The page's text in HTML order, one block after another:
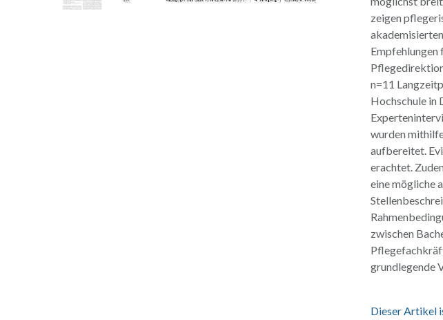
zeigen
Empfehlungen
n=11
Hochschule in
wurden
aufbereitet.
erachtet.
eine mögliche
zwischen
grundlegende
Dieser Artikel